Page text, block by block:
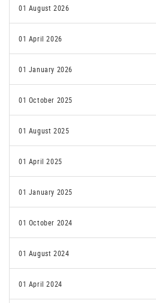
01 August 2026
01 April 2026
01 January 2026
01 October 2025
01 August 2025
01 April 2025
01 January 2025
01 October 2024
01 August 2024
01 April 2024